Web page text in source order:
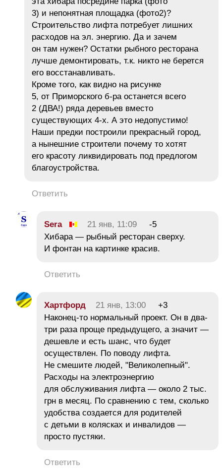
3) и непонятная площадка (фото2)?
Строительство лифта потребует лишних
расходов на эл. энергию. Да и зачем
он там нужен? Остатки рыбного ресторана
лучше демонтировать, т.к. никто не берется
его восстанавливать.
Кроме того, как видно на рисунке
5, от Приморского б-ра останется всего
2 (ДВА!) ряда деревьев вместо
существующих 4-х. А это недопустимо!
Наши предки построили прекрасный город,
а нынешние строители почему то хотят
его красоту ликвидировать под предлогом
благоустройства.
Ответить
Sera 21 янв, 11:09
-5
Хибара — рыбный ресторан сверху.
И фонтан на картинке красив.
Ответить
Хартфорд 21 янв, 13:00
+3
Наконец-то нормальный проект. Он в два-
три раза проще предыдущего, а значит —
дешевле и есть шанс, что будет
осуществлен. По поводу лифта.
Не смешите людей, "Великолепный".
Расходы на электроэнергию
для обслуживания лифта — около 2 тыс.
грн в месяц. По сравнению с тем, сколько
удобства создается для родителей
с детьми в колясках и инвалидов —
просто пустяки.
Ответить